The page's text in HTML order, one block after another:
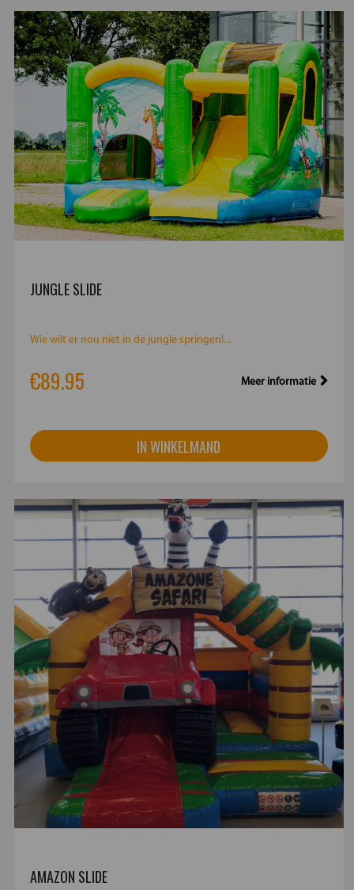
JUNGLE SLIDE
Wie wilt er nou niet in de jungle springen!...
€89.95 Meer informatie
IN WINKELMAND
AMAZON SLIDE